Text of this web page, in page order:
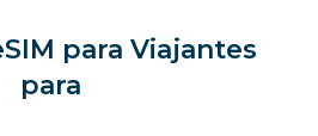
para Viajantes
para